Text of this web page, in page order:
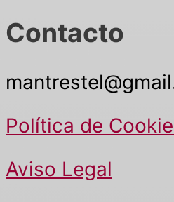
Contacto
Política de
Aviso Legal